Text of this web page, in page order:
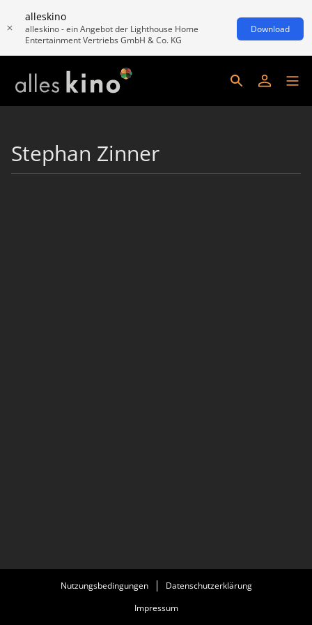
alleskino
alleskino - ein Angebot der Lighthouse Home
Entertainment Vertriebs GmbH & Co. KG
Download
Stephan Zinner
Nutzungsbedingungen
Datenschutzerklärung
Impressum